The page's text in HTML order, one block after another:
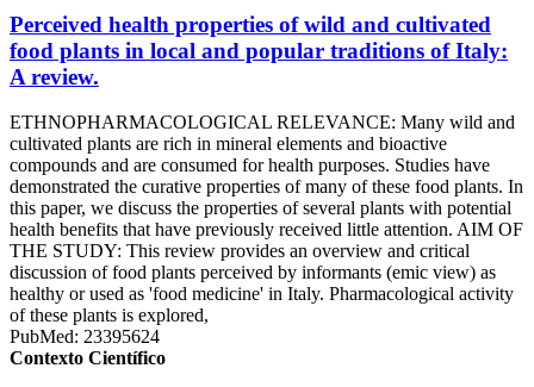
Perceived health properties of wild and cultivated
food plants in local and popular traditions of Italy:
A review.
ETHNOPHARMACOLOGICAL RELEVANCE: Many wild and
cultivated plants are rich in mineral elements and bioactive
compounds and are consumed for health purposes. Studies have
demonstrated the curative properties of many of these food plants. In
this paper, we discuss the properties of several plants with potential
health benefits that have previously received little attention. AIM OF
THE STUDY: This review provides an overview and critical
discussion of food plants perceived by informants (emic view) as
healthy or used as 'food medicine' in Italy. Pharmacological activity
of these plants is explored,
PubMed: 23395624
Contexto Científico